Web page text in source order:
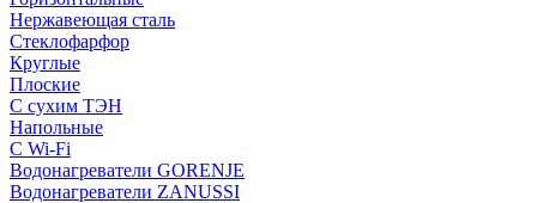
Нержавеющая сталь
Стеклофарфор
Круглые
Плоские
С сухим ТЭН
Напольные
С Wi-Fi
Водонагреватели GORENJE
Водонагреватели ZANUSSI